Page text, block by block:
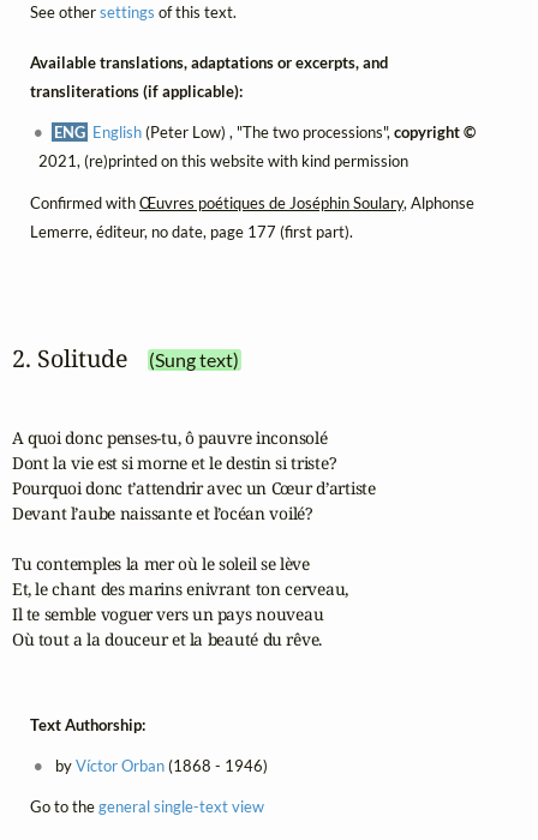
See othersettings of this text.
Available translations, adaptations or excerpts, and
transliterations (if applicable):
ENG English(Peter Low) , "The two processions",copyright ©
2021, (re)printed on this website with kind permission
Confirmed withŒuvres poétiques de Joséphin Soulary, Alphonse
Lemerre, éditeur, no date, page 177 (first part).
2. Solitude (Sung text)
A quoi donc penses-tu, ô pauvre inconsolé
Dont la vie est si morne et le destin si triste?
Pourquoi donc t’attendrir avec un Cœur d’artiste
Devant l’aube naissante et l’océan voilé?
Tu contemples la mer où le soleil se lève
Et, le chant des marins enivrant ton cerveau,
Il te semble voguer vers un pays nouveau
Où tout a la douceur et la beauté du rêve.
Text Authorship:
byVíctor Orban(1868 - 1946)
Go to thegeneral single-text view